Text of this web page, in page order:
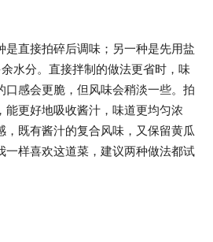
是直接拍碎后调味；另一种是先用盐
水分。直接拌制的做法更省时，味
口感会更脆，但风味会稍淡一些。拍
能更好地吸收酱汁，味道更均匀浓
，既有酱汁的复合风味，又保留黄瓜
一样喜欢这道菜，建议两种做法都试